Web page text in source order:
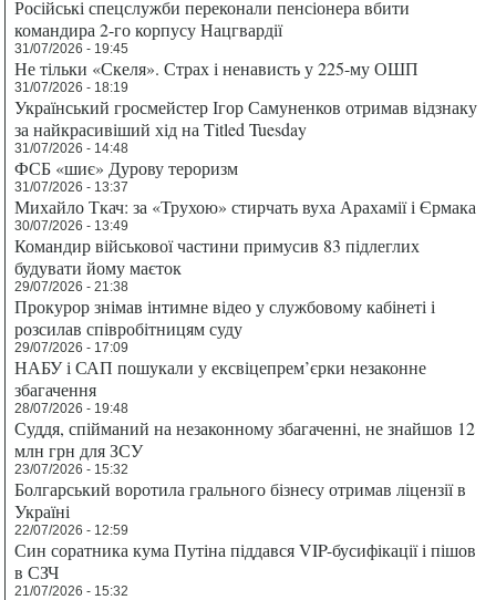
Російські спецслужби переконали пенсіонера вбити
командира 2-го корпусу Нацгвардії
31/07/2026 - 19:45
Не тільки «Скеля». Страх і ненависть у 225-му ОШП
31/07/2026 - 18:19
Український гросмейстер Ігор Самуненков отримав відзнаку
за найкрасивіший хід на Titled Tuesday
31/07/2026 - 14:48
ФСБ «шиє» Дурову тероризм
31/07/2026 - 13:37
Михайло Ткач: за «Трухою» стирчать вуха Арахамії і Єрмака
30/07/2026 - 13:49
Командир військової частини примусив 83 підлеглих
будувати йому маєток
29/07/2026 - 21:38
Прокурор знімав інтимне відео у службовому кабінеті і
розсилав співробітницям суду
29/07/2026 - 17:09
НАБУ і САП пошукали у ексвіцепрем’єрки незаконне
збагачення
28/07/2026 - 19:48
Суддя, спійманий на незаконному збагаченні, не знайшов 12
млн грн для ЗСУ
23/07/2026 - 15:32
Болгарський воротила грального бізнесу отримав ліцензії в
Україні
22/07/2026 - 12:59
Син соратника кума Путіна піддався VIP-бусифікації і пішов
в СЗЧ
21/07/2026 - 15:32